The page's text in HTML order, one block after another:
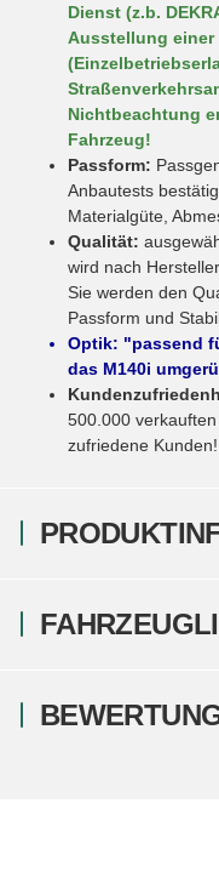
Dienst (z.b.
Ausstellung
Nichtbeachtung
Fahrzeug!
Passform:
Anbautests
Materialgüte,
Qualität:
wird nach
Sie werden den
Passform und
Optik: "passend
das M140i
500.000
zufriedene Kunden!